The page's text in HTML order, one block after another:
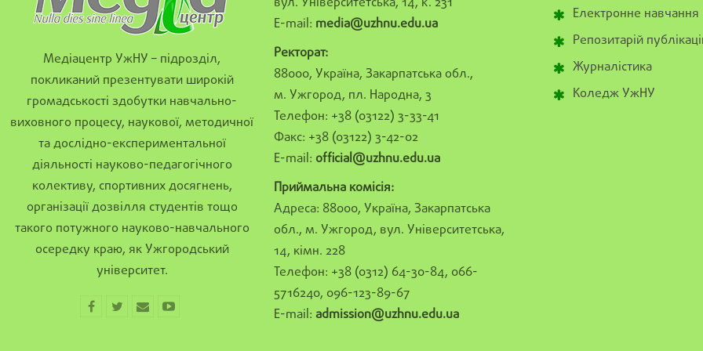
Медіацентр УжНУ – підрозділ,
покликаний презентувати широкій
громадськості здобутки навчально-
виховного процесу, наукової, методичної
та дослідно-експериментальної
діяльності науково-педагогічного
колективу, спортивних досягнень,
організації дозвілля студентів тощо
такого потужного науково-навчального
осередку краю, як Ужгородський
університет.
E-mail: media@uzhnu.edu.ua
Ректорат:
88000, Україна, Закарпатська обл.,
м. Ужгород, пл. Народна, 3
Телефон: +38 (03122) 3-33-41
Факс: +38 (03122) 3-42-02
E-mail: official@uzhnu.edu.ua
Приймальна комісія:
Адреса: 88000, Україна, Закарпатська
обл., м. Ужгород, вул. Університетська,
14, кімн. 228
Телефон: +38 (0312) 64-30-84, 066-
5716240, 096-123-89-67
E-mail: admission@uzhnu.edu.ua
Електронне навчання
Репозитарій
Журналістика
Коледж УжНУ